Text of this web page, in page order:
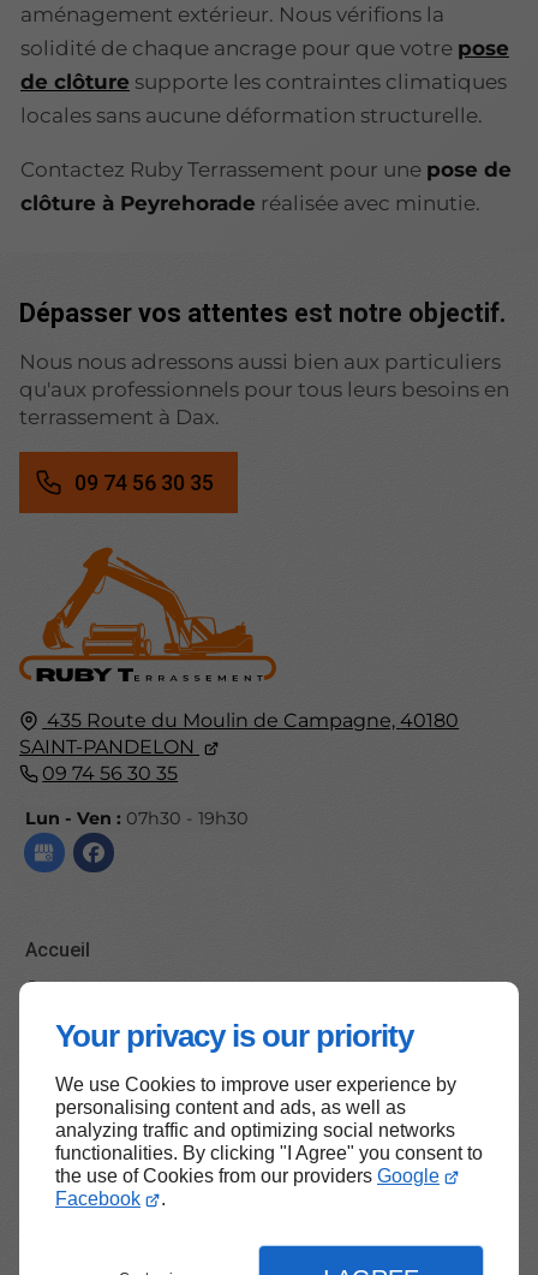
Your privacy is our priority
We use Cookies to improve user experience by
personalising content and ads, as well as
analyzing traffic and optimizing social networks
functionalities. By clicking "I Agree" you consent to
the use of Cookies from our providers Google
Facebook
.
aménagement extérieur. Nous vérifions la
solidité de chaque ancrage pour que votre pose
de clôture supporte les contraintes climatiques
locales sans aucune déformation structurelle.
Contactez Ruby Terrassement pour une pose de
clôture à Peyrehorade réalisée avec minutie.
435 Route du Moulin de Campagne,40180
SAINT-PANDELON
09 74 56 30 35
Lun - Ven : 07h30 - 19h30
Accueil
Contactez-nous
Mentions légales
Dépasser vos attentes est notre objectif.
Nous nous adressons aussi bien aux particuliers
qu'aux professionnels pour tous leurs besoins en
terrassement à Dax.
09 74 56 30 35
Haut de page